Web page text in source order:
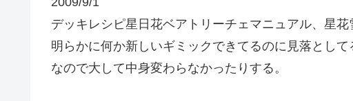
デッキレシピ星日花ベアトリーチェマニュアル、星
明らかに何か新しいギミックできてるのに見落として
なので大して中身変わらなかったりする。